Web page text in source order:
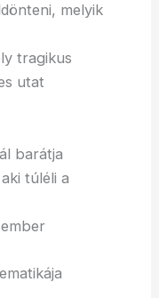
melyik
tragikus
utat
barátja
túléli a